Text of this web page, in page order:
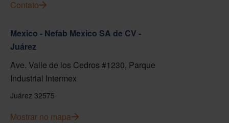
Contato
Mexico - Nefab Mexico SA de CV -
Juárez
Ave. Valle de los Cedros #1230, Parque
Industrial Intermex
Juárez 32575
Mostrar no mapa